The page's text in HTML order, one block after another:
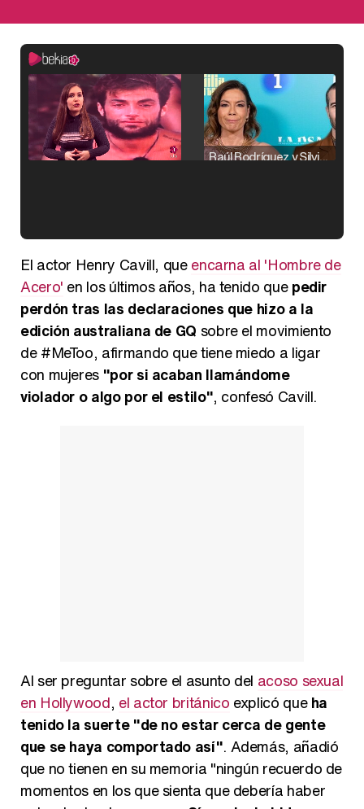
Raúl Rodríguez y Silvia Taulés nos cuentan su papel en 'La familia de la tele'
Magdalena de Suecia responde a las críticas y explica por qué le han permitido lanzar su propio negocio
El actor Henry Cavill, queencarna al 'Hombre de
Acero' en los últimos años, ha tenido quepedir
perdón tras las declaraciones que hizo a la
edición australiana de GQ sobre el movimiento
de #MeToo, afirmando que tiene miedo a ligar
con mujeres "por si acaban llamándome
violador o algo por el estilo", confesó Cavill.
Al ser preguntar sobre el asunto del acoso sexual
en Hollywood, el actor británico explicó queha
tenido la suerte "de no estar cerca de gente
que se haya comportado así". Además, añadió
que no tienen en su memoria "ningún recuerdo de
momentos en los que sienta que debería haber